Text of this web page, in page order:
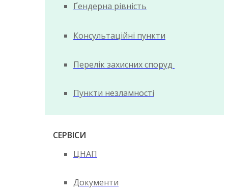
Ґендерна рівність
Консультаційні пункти
Перелік захисних споруд
Пункти незламності
СЕРВІСИ
ЦНАП
Документи